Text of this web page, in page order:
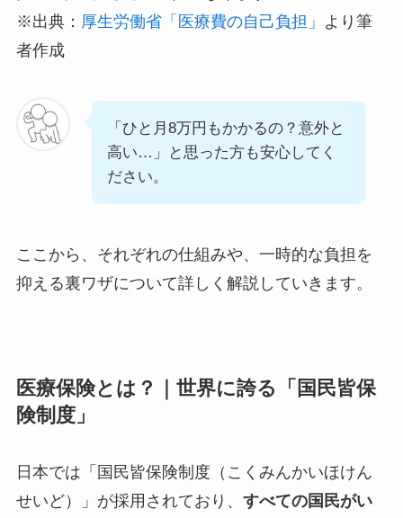
※出典： 厚生労働省「医療費の自己負担」 より筆
者作成
「ひと月8万円もかかるの？意外と
高い…」と思った方も安心してく
ださい。
ここから、それぞれの仕組みや、一時的な負担を
抑える裏ワザについて詳しく解説していきます。
医療保険とは？｜世界に誇る「国民皆保
険制度」
日本では「国民皆保険制度（こくみんかいほけん
せいど）」が採用されており、 すべての国民がい